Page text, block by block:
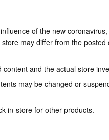
of the new
may differ from the posted
content and the actual store
may be changed or
in-store for other products.